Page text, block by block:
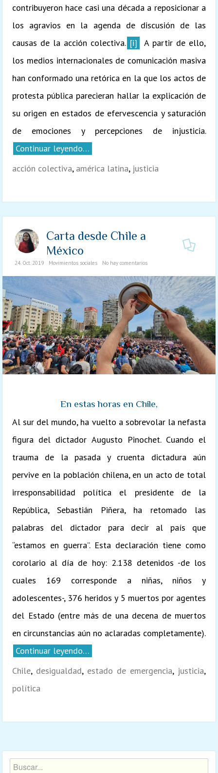
contribuyeron hace casi una década a reposicionar a
los agravios en la agenda de discusión de las
causas de la acción colectiva. [i]
A partir de ello,
los medios internacionales de comunicación masiva
han conformado una retórica en la que los actos de
protesta pública parecieran hallar la explicación de
su origen en estados de efervescencia y saturación
de emociones y percepciones de injusticia.
Continuar leyendo…
acción colectiva, américa latina, justicia
Carta desde Chile a
México
24. Oct. 2019 Movimientos sociales No hay comentarios
En estas horas en Chile,
Al sur del mundo, ha vuelto a sobrevolar la nefasta
figura del dictador Augusto Pinochet. Cuando el
trauma de la pasada y cruenta dictadura aún
pervive en la población chilena, en un acto de total
irresponsabilidad política el presidente de la
República, Sebastián Piñera, ha retomado las
palabras del dictador para decir al país que
“estamos en guerra”. Esta declaración tiene como
corolario al día de hoy: 2.138 detenidos -de los
cuales 169 corresponde a niñas, niños y
adolescentes-, 376 heridos y 5 muertos por agentes
del Estado (entre más de una decena de muertos
en circunstancias aún no aclaradas completamente).
Continuar leyendo…
Chile, desigualdad, estado de emergencia, justicia,
política